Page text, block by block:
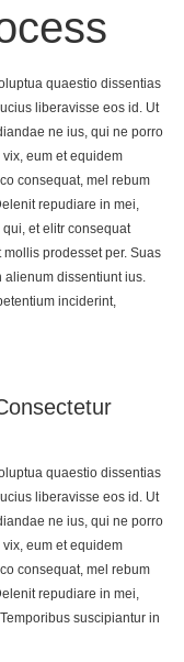
quaestio dissentias
liberavisse eos id. Ut
ne ius, qui ne porro
eum et equidem
consequat, mel rebum
repudiare in mei,
et elitr consequat
prodesset per. Suas
alienum dissentiunt ius.
inciderint,
quaestio dissentias
liberavisse eos id. Ut
ne ius, qui ne porro
eum et equidem
consequat, mel rebum
repudiare in mei,
suscipiantur in